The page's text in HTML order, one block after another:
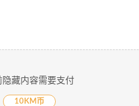
隐藏内容需要支付
10KM币